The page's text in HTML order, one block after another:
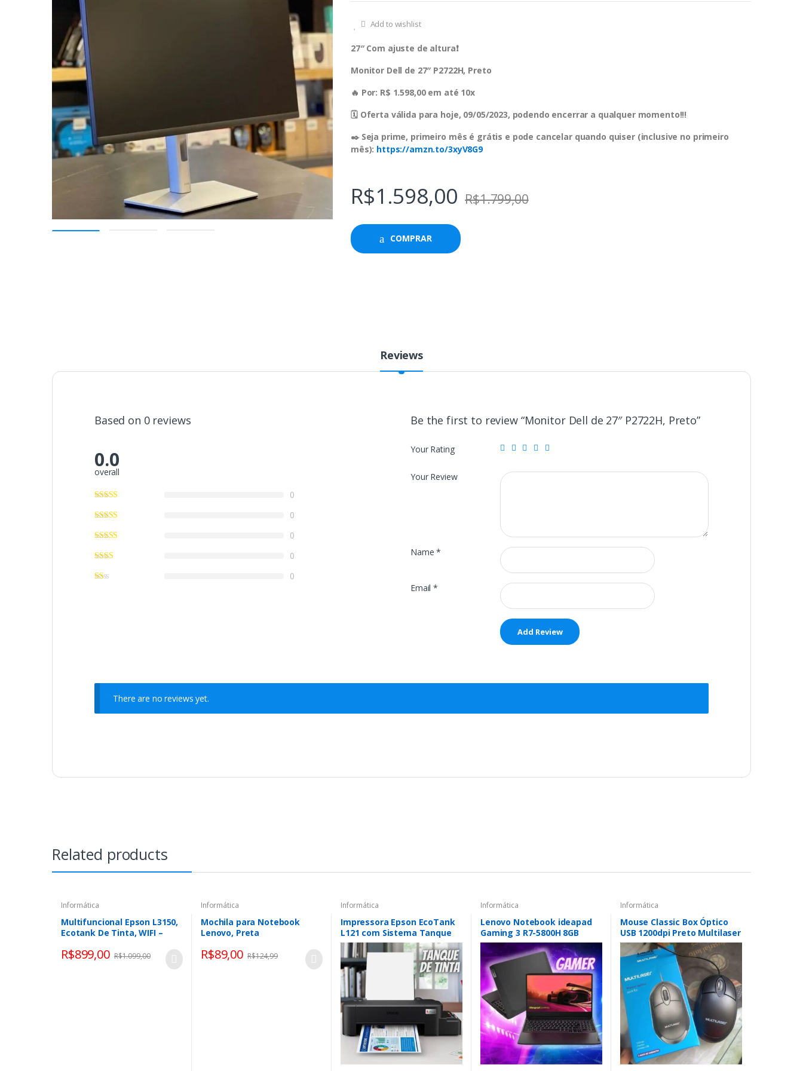
Add to wishlist
27″ Com ajuste de altura❗️
Monitor Dell de 27″ P2722H, Preto
🔥 Por: R$ 1.598,00 em até 10x
🗓 Oferta válida para hoje, 09/05/2023, podendo encerrar a qualquer momento!!!
✒️ Seja prime, primeiro mês é grátis e pode cancelar quando quiser (inclusive no primeiro
mês): https://amzn.to/3xyV8G9
R$1.598,00 R$1.799,00
COMPRAR
Reviews
Based on 0 reviews
0.0
overall
0
0
0
0
0
Be the first to review “Monitor Dell de 27″ P2722H, Preto”
Your Rating
Your Review
Name*
Email*
There are no reviews yet.
Related products
Informática
Multifuncional Epson L3150,
Ecotank De Tinta, WIFI –
R$899,00 R$1.099,00
Informática
Mochila para Notebook
Lenovo, Preta
R$89,00 R$124,99
Informática
Impressora Epson EcoTank
L121 com Sistema Tanque
de Tinta USB
Informática
Lenovo Notebook ideapad
Gaming 3 R7-5800H 8GB
256GB SSD PCIe GTX 1650
4GB 15.6″ FHD W11
82MJ0001BR, preto
Informática
Mouse Classic Box Óptico
USB 1200dpi Preto Multilaser
– MO300